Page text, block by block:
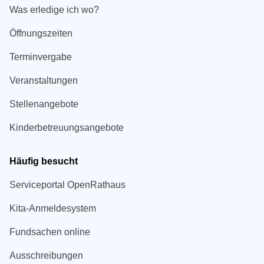
Was erledige ich wo?
Öffnungszeiten
Terminvergabe
Veranstaltungen
Stellenangebote
Kinderbetreuungsangebote
Häufig besucht
Serviceportal OpenRathaus
Kita-Anmeldesystem
Fundsachen online
Ausschreibungen